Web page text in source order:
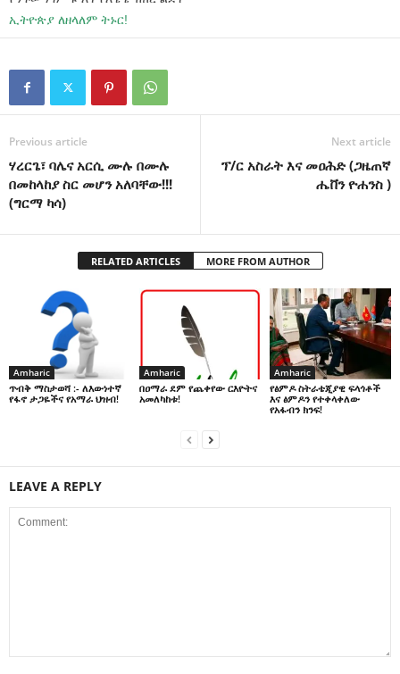
ኢትዮጵያ ለዘላለም ትኑር!
Previous article
ሃረርጌ፣ ባሌና አርሲ ሙሉ በሙሉ
በመከላከያ ስር መሆን አለባቸው!!!
(ግርማ ካሳ)
Next article
ፕ/ር አስራት እና መዐሕድ (ጋዜጠኛ
ሔቨን ዮሐንስ )
RELATED ARTICLES MORE FROM AUTHOR
Amharic
ጥብቅ ማስታወሻ :- ለእውነተኛ
የፋኖ ታጋዬችና የአማራ ህዝብ!
Amharic
በዐማራ ደም የጨቀየው ርእዮትና
አመለካከቱ!
Amharic
የፅምዶ ስትራቴጂያዊ ፍላጎቶች
እና ፅምዶን የተቀላቀለው
የአፋብን ክንፍ!
LEAVE A REPLY